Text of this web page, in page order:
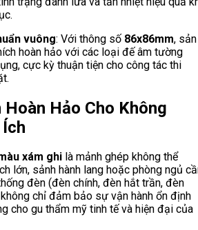
vuông: Với thông số 86x86mm, sản
hoàn hảo với các loại đế âm tường
cực kỳ thuận tiện cho công tác thi
Hoàn Hảo Cho Không
xám ghi là mảnh ghép không thể
lớn, sảnh hành lang hoặc phòng ngủ
đèn (đèn chính, đèn hắt trần, đèn
chỉ đảm bảo sự vận hành ổn định
cho gu thẩm mỹ tinh tế và hiện đại của